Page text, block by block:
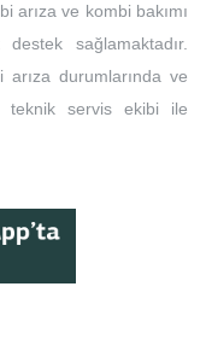
arıza ve kombi bakımı
sağlamaktadır.
durumlarında ve
teknik servis ekibi ile